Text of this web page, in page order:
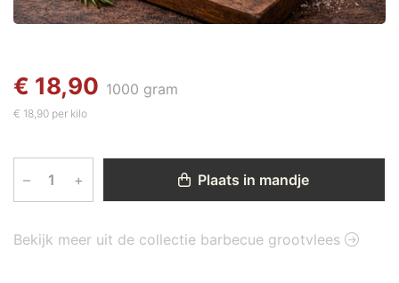
€ 18,90 1000 gram
€ 18,90 per kilo
– + Plaats in mandje
Bekijk meer uit de collectie barbecue grootvlees